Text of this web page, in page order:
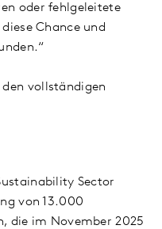
oder fehlgeleitete
Chance und
vollständigen
Sector
von 13.000
die im November 2025